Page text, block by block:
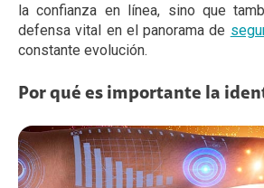
la confianza en línea, sino que
defensa vital en el panorama de
constante evolución.
Por qué es importante la